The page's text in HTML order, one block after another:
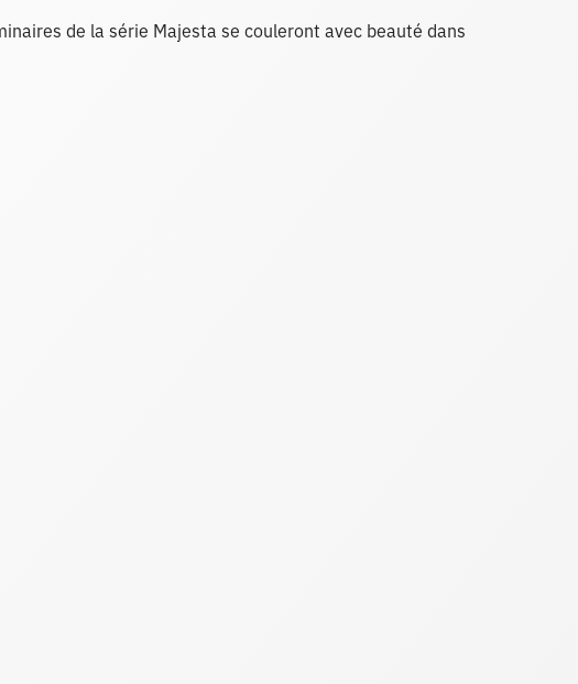
de la série Majesta se couleront avec beauté dans